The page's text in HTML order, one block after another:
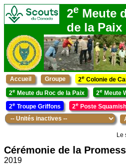
2e Meute
de la Paix
Accueil Groupe 2e Colonie de
2e Meute du Roc de la Paix 2e Meute
2e Troupe Griffons 2e Poste Squamish
Le
Cérémonie de la
2019